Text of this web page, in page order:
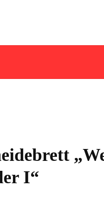
I“